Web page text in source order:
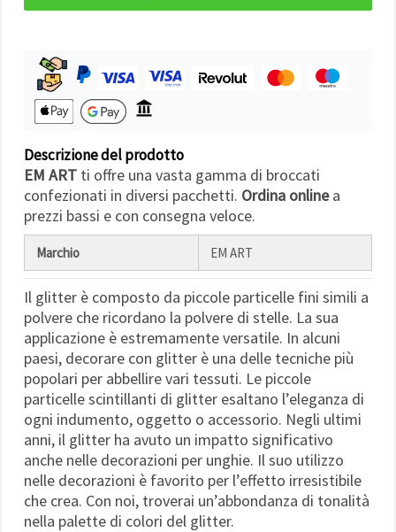
verranno
tecnicamente
necessari.
https://www.em-
art.it/information/about-
cookies
Accetta
tutto
Impostazioni
Descrizione del prodotto
EM ART ti offre una vasta gamma di broccati
confezionati in diversi pacchetti. Ordina onlinea
prezzi bassi e con consegna veloce.
Marchio EM ART
Il glitter è composto da piccole particelle fini simili a
polvere che ricordano la polvere di stelle. La sua
applicazione è estremamente versatile. In alcuni
paesi, decorare con glitter è una delle tecniche più
popolari per abbellire vari tessuti. Le piccole
particelle scintillanti di glitter esaltano l’eleganza di
ogni indumento, oggetto o accessorio. Negli ultimi
anni, il glitter ha avuto un impatto significativo
anche nelle decorazioni per unghie. Il suo utilizzo
nelle decorazioni è favorito per l’effetto irresistibile
che crea. Con noi, troverai un’abbondanza di tonalità
nella palette di colori del glitter.